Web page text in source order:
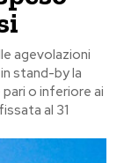
agevolazioni
stand-by la
o inferiore ai
al 31